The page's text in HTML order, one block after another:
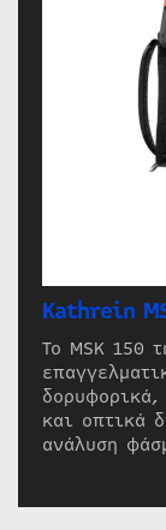
Kathrein
Το MSK 150
και οπτικά
ανάλυση